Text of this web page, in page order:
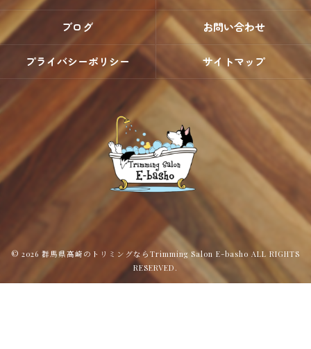
ブログ お問い合わせ
プライバシーポリシー サイトマップ
© 2026 群馬県高崎のトリミングならTrimming Salon E-basho ALL RIGHTS
RESERVED.